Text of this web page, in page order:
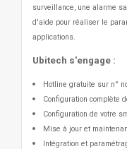
surveillance, une alarme
d'aide pour réaliser le
applications.
Ubitech s'engage :
Hotline gratuite sur n°
Configuration complète
Configuration de votre
Mise à jour et
Intégration et